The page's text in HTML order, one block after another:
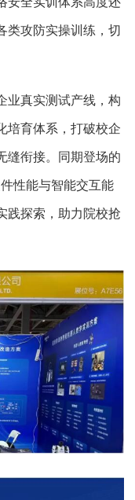
类攻防实操训练，切
业真实测试产线，构
培育体系，打破校企
缝衔接。同期登场的
性能与智能交互能
践探索，助力院校抢